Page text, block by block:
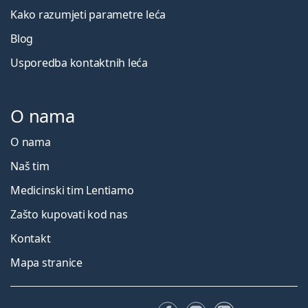
Kako razumjeti parametre leća
Blog
Usporedba kontaktnih leća
O nama
O nama
Naš tim
Medicinski tim Lentiamo
Zašto kupovati kod nas
Kontakt
Mapa stranice